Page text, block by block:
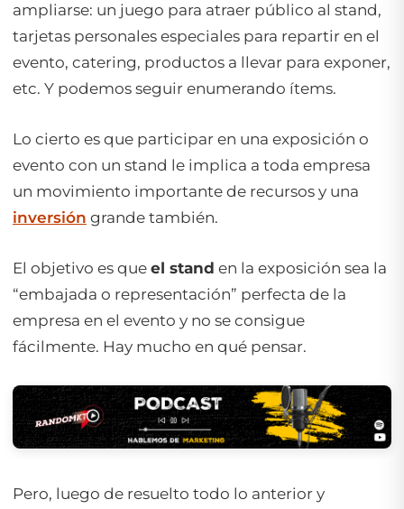
ampliarse: un juego para atraer público al stand,
tarjetas personales especiales para repartir en el
evento, catering, productos a llevar para exponer,
etc. Y podemos seguir enumerando ítems.
Lo cierto es que participar en una exposición o
evento con un stand le implica a toda empresa
un movimiento importante de recursos y una
inversión grande también.
El objetivo es que el stand en la exposición sea la
“embajada o representación” perfecta de la
empresa en el evento y no se consigue
fácilmente. Hay mucho en qué pensar.
Pero, luego de resuelto todo lo anterior y